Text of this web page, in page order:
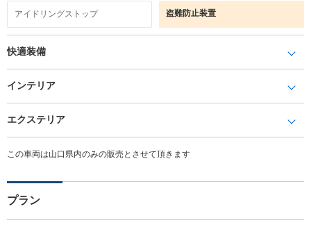
アイドリングストップ 盗難防止装置
快適装備
インテリア
エクステリア
この車両は山口県内のみの販売とさせて頂きます
プラン